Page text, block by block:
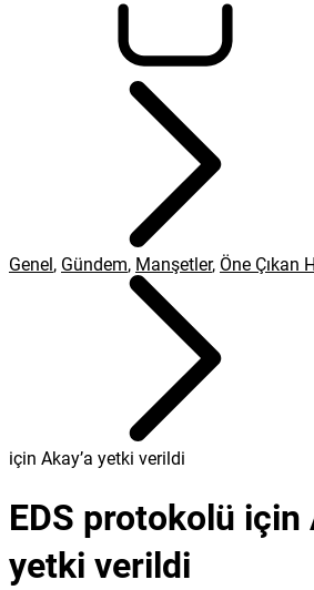
Genel, Gündem, Manşetler, Öne Çıkan
için Akay’a yetki verildi
EDS protokolü için
yetki verildi